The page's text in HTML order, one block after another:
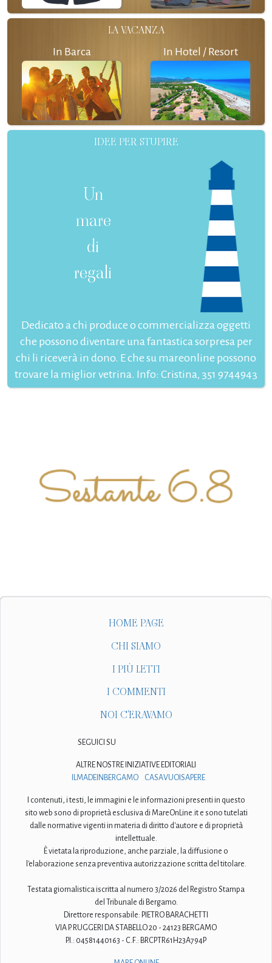
LA VACANZA
In Barca In Hotel / Resort
IDEE PER STUPIRE
Un
mare
di
regali
Dedicato a chi produce o commercializza oggetti
che possono diventare una fantastica sorpresa per
chi li riceverà in dono. E che su mareonline possono
trovare la miglior vetrina. Info: Cristina, 351 9744943
HOME PAGE
CHI SIAMO
I PIÙ LETTI
I COMMENTI
NOI C'ERAVAMO
SEGUICI SU
ALTRE NOSTRE INIZIATIVE EDITORIALI
ILMADEINBERGAMO
CASAVUOISAPERE
I contenuti, i testi, le immagini e le informazioni presenti in questo
sito web sono di proprietà esclusiva di MareOnLine.it e sono tutelati
dalle normative vigenti in materia di diritto d'autore e di proprietà
intellettuale.
È vietata la riproduzione, anche parziale, la diffusione o
l'elaborazione senza preventiva autorizzazione scritta del titolare.
Testata giornalistica iscritta al numero 3/2026 del Registro Stampa
del Tribunale di Bergamo.
Direttore responsabile: PIETRO BARACHETTI
VIA P. RUGGERI DA STABELLO 20 - 24123 BERGAMO
P.I.: 04581440163 - C.F.: BRCPTR61H23A794P